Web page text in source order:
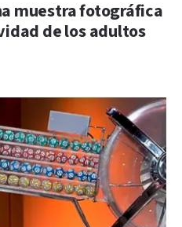
muestra fotográfica
de los adultos